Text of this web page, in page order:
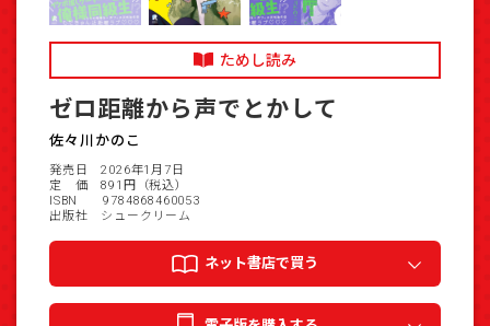
ためし読み
ゼロ距離から声でとかして
佐々川かのこ
発売日 2026年1月7日
定 価 891円（税込）
ISBN 9784868460053
出版社 シュークリーム
ネット書店で買う